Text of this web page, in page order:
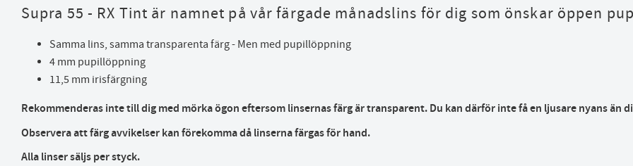
Supra 55 - RX Tint är namnet på vår färgade månadslins för dig som önskar öppen
Samma lins, samma transparenta färg - Men med pupillöppning
4 mm pupillöppning
11,5 mm irisfärgning
Rekommenderas inte till dig med mörka ögon eftersom linsernas färg är transparent. Du kan därför inte få en ljusare nyans än
Observera att färg avvikelser kan förekomma då linserna färgas för hand.
Alla linser säljs per styck.